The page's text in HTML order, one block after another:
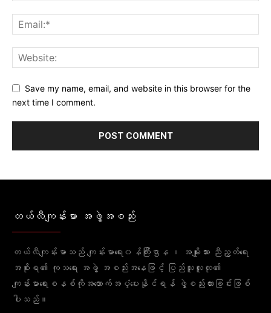
Save my name, email, and website in this browser for the
next time I comment.
တယ်လီကျန်းမာ အဖွဲ့အစည်း
တယ်လီကျန်းမာသည် ကျန်းမာရေး၀န်ကြီးဌာန ၊ အမျိုးသား ညီညွတ်ရေး
အစိုးရ၏ ကုသရေး အဖွဲ့ အစည်းအနေဖြင့် ပြည်သူလူထု၏
ကျန်းမာရေးစနစ်ကိုအထောက်အပံ့ပေးနိုင်ရန် ဖွဲ့စည်းထားခြင်းဖြစ်
ပါသည်။